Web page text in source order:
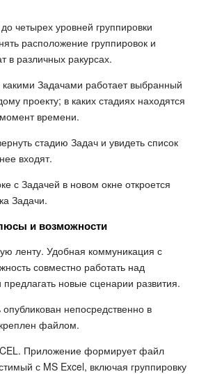
четырех уровней группировки
расположение группировок и
в различных ракурсах.
какими Задачами работает выбранный
проекту; в каких стадиях находятся
времени.
стадию Задач и увидеть список
входят.
с Задачей в новом окне откроется
Задачи.
и возможности
ленту. Удобная коммуникация с
совместно работать над
новые сценарии развития.
непосредственно в
файлом.
Приложение формирует файл
с MS Excel, включая группировку